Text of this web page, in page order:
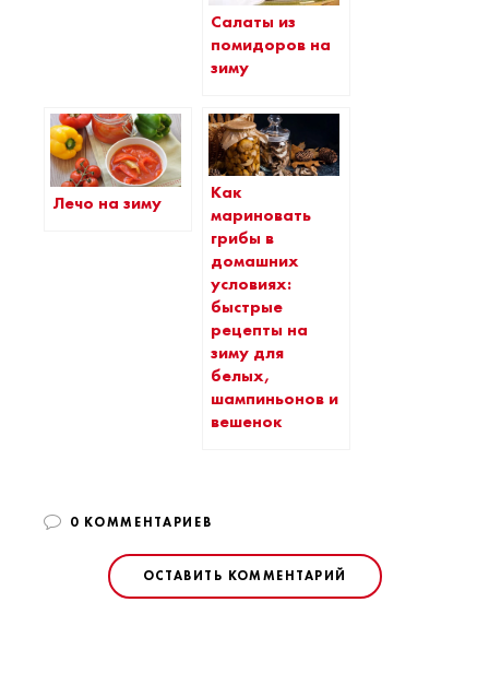
Салаты из
помидоров на
зиму
Лечо на зиму
Как
мариновать
грибы в
домашних
условиях:
быстрые
рецепты на
зиму для
белых,
шампиньонов и
вешенок
0 КОММЕНТАРИЕВ
ОСТАВИТЬ КОММЕНТАРИЙ